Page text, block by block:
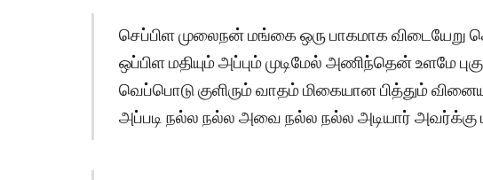
செப்பிள முலைநன் மங்கை ஒரு பாகமாக
ஒப்பிள மதியும் அப்பும் முடிமேல் அணிந்தென் உளமே
வெப்பொடு குளிரும் வாதம் மிகையான பித்தும்
அப்படி நல்ல நல்ல அவை நல்ல நல்ல அடியார் அவர்க்கு